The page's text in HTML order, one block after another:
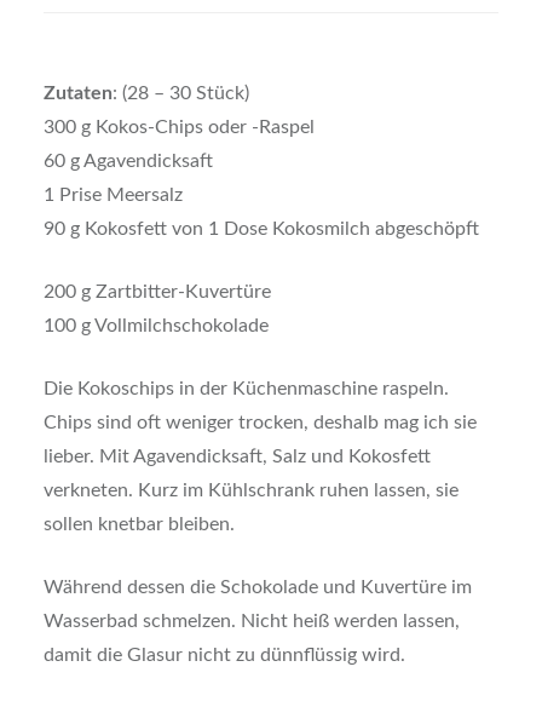
Zutaten: (28 – 30 Stück)
300 g Kokos-Chips oder -Raspel
60 g Agavendicksaft
1 Prise Meersalz
90 g Kokosfett von 1 Dose Kokosmilch abgeschöpft
200 g Zartbitter-Kuvertüre
100 g Vollmilchschokolade
Die Kokoschips in der Küchenmaschine raspeln.
Chips sind oft weniger trocken, deshalb mag ich sie
lieber. Mit Agavendicksaft, Salz und Kokosfett
verkneten. Kurz im Kühlschrank ruhen lassen, sie
sollen knetbar bleiben.
Während dessen die Schokolade und Kuvertüre im
Wasserbad schmelzen. Nicht heiß werden lassen,
damit die Glasur nicht zu dünnflüssig wird.